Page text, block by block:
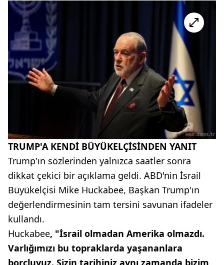
TRUMP'A KENDİ BÜYÜKELÇİSİNDEN YANIT
Trump'ın sözlerinden yalnızca saatler sonra
dikkat çekici bir açıklama geldi. ABD'nin İsrail
Büyükelçisi Mike Huckabee, Başkan Trump'ın
değerlendirmesinin tam tersini savunan ifadeler
kullandı.
Huckabee, "İsrail olmadan Amerika olmazdı.
Varlığımızı bu topraklarda yaşananlara
borçluyuz. Sizin tarihiniz aynı zamanda bizim